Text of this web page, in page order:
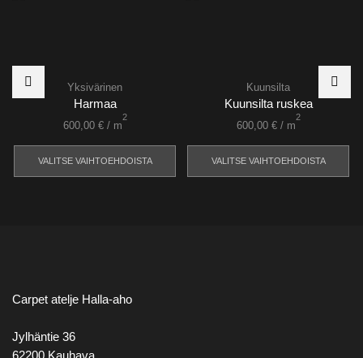
Yksivärinen
Harmaa
600,00 €/ m
2
VALITSE VAIHTOEHDOISTA
Kuunsilta
Kuunsilta ruskea
600,00 €/ m
2
VALITSE VAIHTOEHDOISTA
Carpet atelje Halla-aho
Jylhäntie 36